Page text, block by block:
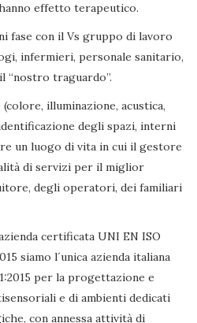
effetto terapeutico.
fase con il Vs gruppo di lavoro
infermieri, personale sanitario,
“nostro traguardo”.
illuminazione, acustica,
degli spazi, interni
un luogo di vita in cui il gestore
di servizi per il miglior
degli operatori, dei familiari
certificata UNI EN ISO
siamo l´unica azienda italiana
per la progettazione e
e di ambienti dedicati
con annessa attività di